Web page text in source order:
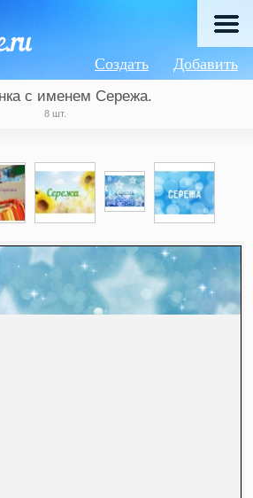
Добавить
Создать
с именем Сережа.
8 шт.